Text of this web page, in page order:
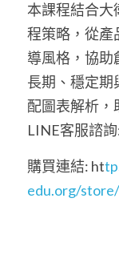
本課程結合大
程策略，從產
導風格，協助
長期、穩定期
配圖表解析，
LINE客服諮
購買連結: ht
edu.org/